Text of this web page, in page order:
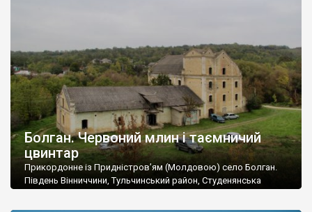
Болган. Червоний млин і таємничий
цвинтар
Прикордонне із Придністров’ям (Молдовою) село Болган.
Південь Вінниччини, Тульчинський район, Студенянська